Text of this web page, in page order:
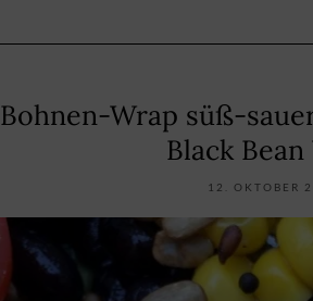
Bohnen-Wrap süß-
Black
12. OKTOBER